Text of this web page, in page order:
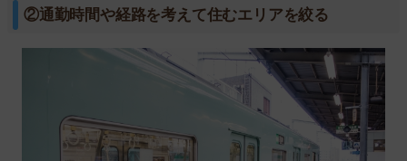
②通勤時間や経路を考えて住むエリアを絞る